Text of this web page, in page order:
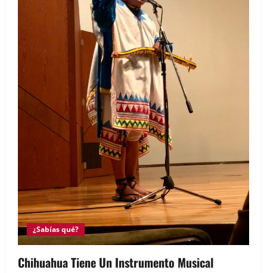
¿Sabías qué?
Chihuahua Tiene Un Instrumento Musical